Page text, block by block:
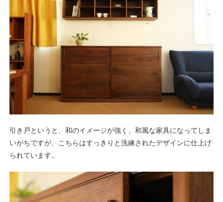
引き戸というと、和のイメージが強く、和風な家具になってしま
いがちですが、こちらはすっきりと洗練されたデザインに仕上げ
られています。